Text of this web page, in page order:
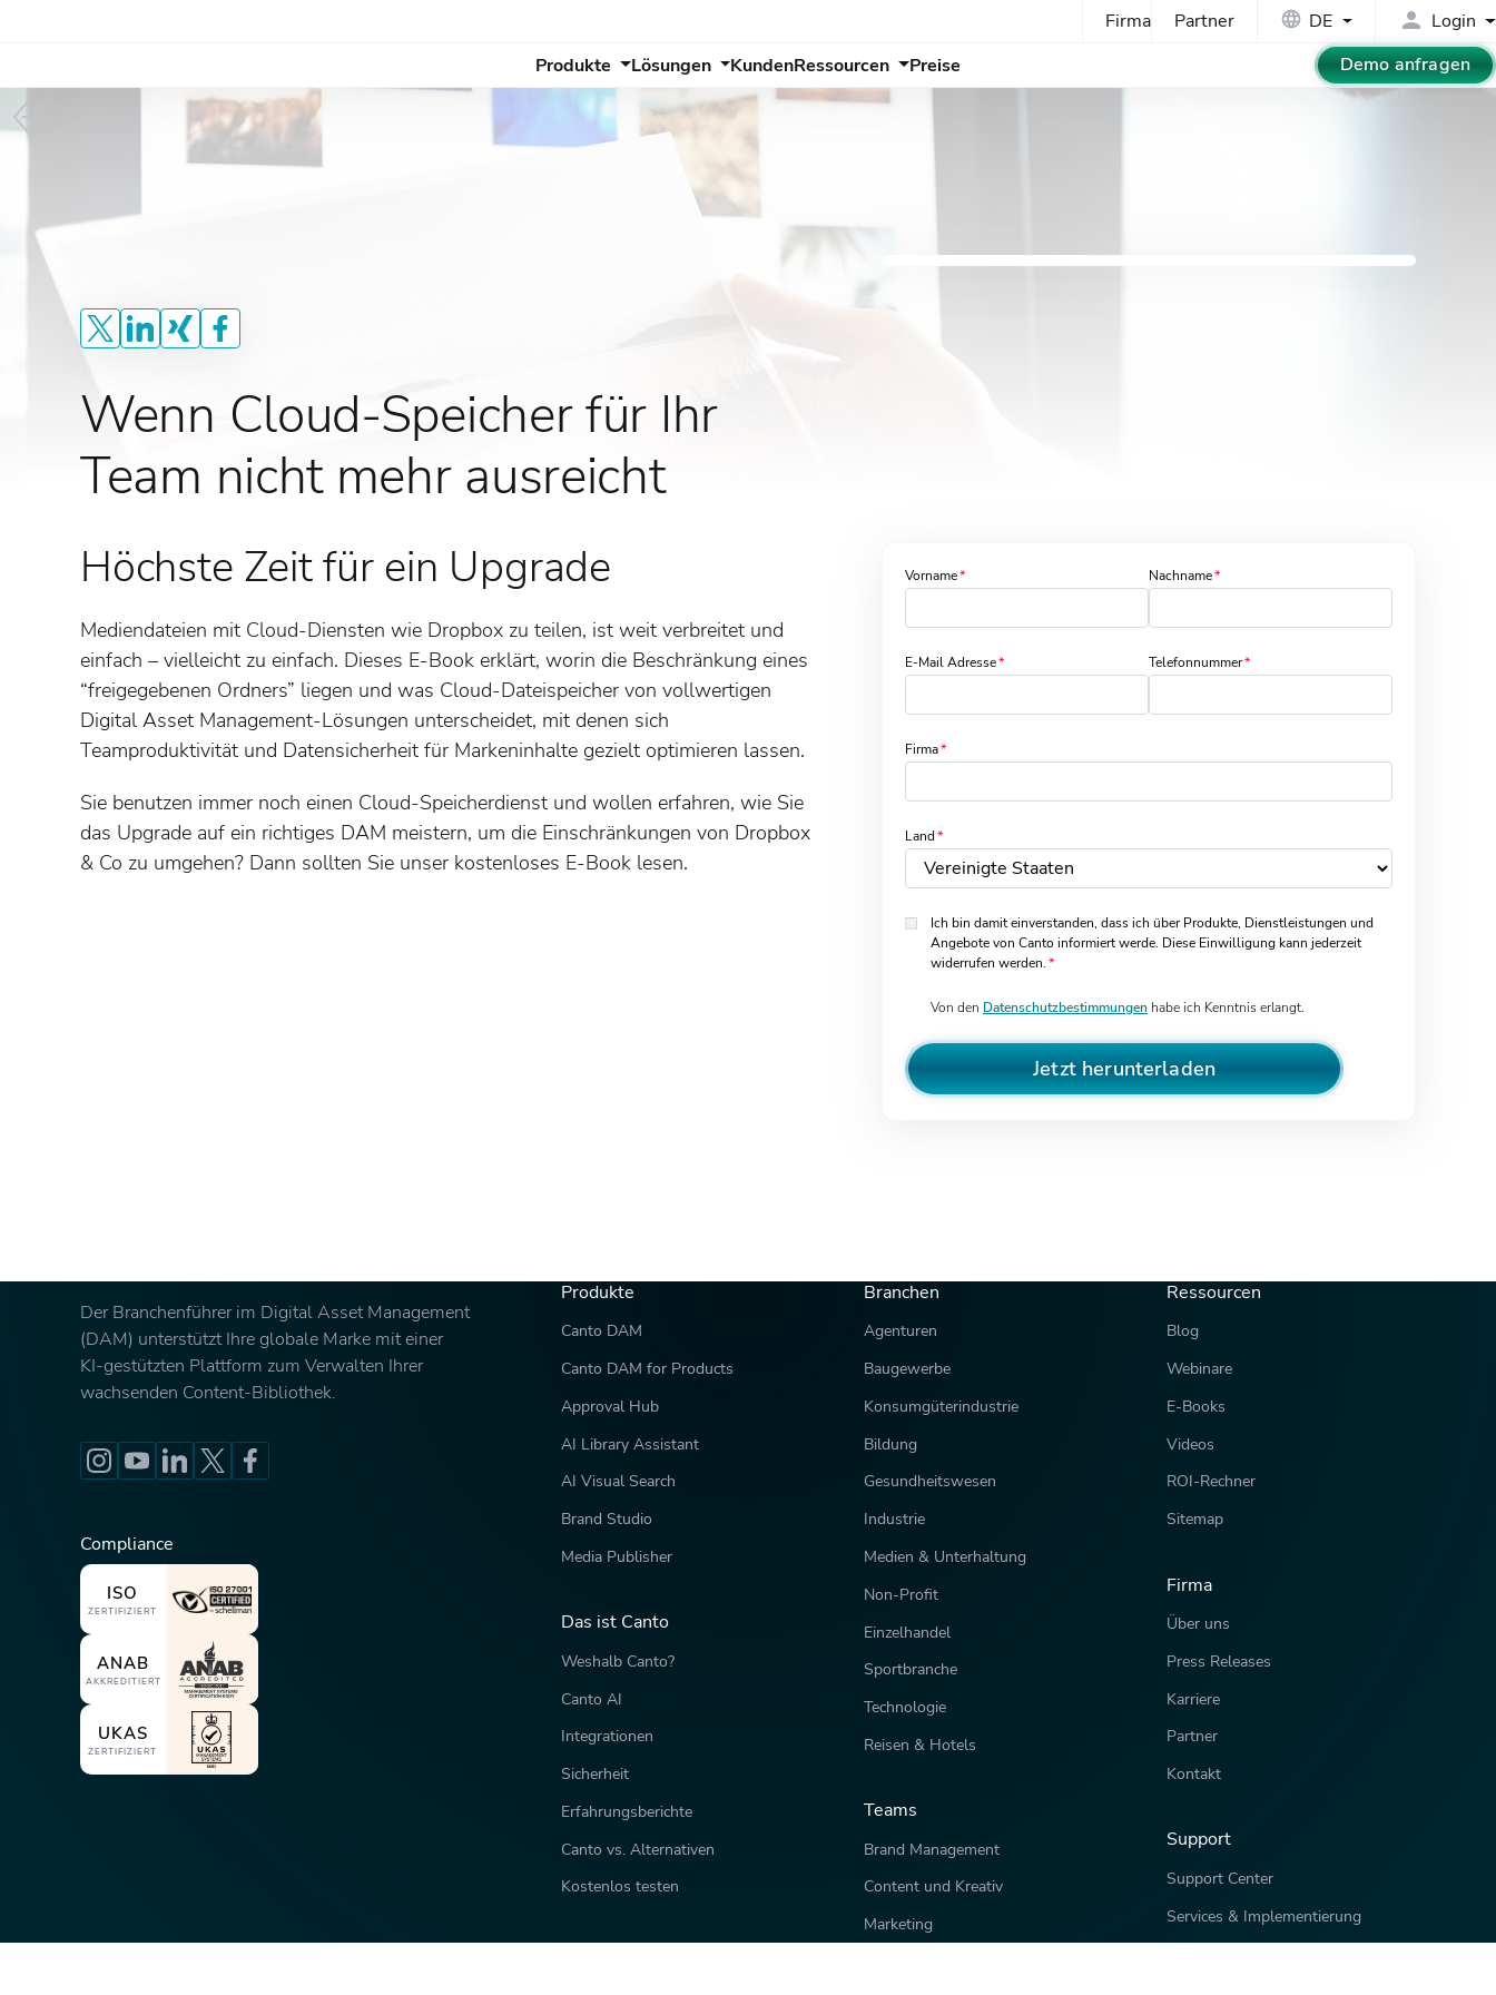
Firma Partner DE
Login
Produkte
Lösungen KundenRessourcen Preise Demo anfragen
Wenn Cloud-Speicher für Ihr
Team nicht mehr ausreicht
Höchste Zeit für ein Upgrade
Mediendateien mit Cloud-Diensten wie Dropbox zu teilen, ist weit verbreitet und
einfach – vielleicht zu einfach. Dieses E-Book erklärt, worin die Beschränkung eines
“freigegebenen Ordners” liegen und was Cloud-Dateispeicher von vollwertigen
Digital Asset Management-Lösungen unterscheidet, mit denen sich
Teamproduktivität und Datensicherheit für Markeninhalte gezielt optimieren lassen.
Sie benutzen immer noch einen Cloud-Speicherdienst und wollen erfahren, wie Sie
das Upgrade auf ein richtiges DAM meistern, um die Einschränkungen von Dropbox
& Co zu umgehen? Dann sollten Sie unser kostenloses E-Book lesen.
Vorname Nachname
E-Mail Adresse Telefonnummer
Firma
Land
Ich bin damit einverstanden, dass ich über Produkte, Dienstleistungen und
Angebote von Canto informiert werde. Diese Einwilligung kann jederzeit
widerrufen werden.
Von den Datenschutzbestimmungen habe ich Kenntnis erlangt.
Jetzt herunterladen
Der Branchenführer im Digital Asset Management
(DAM) unterstützt Ihre globale Marke mit einer
KI-gestützten Plattform zum Verwalten Ihrer
wachsenden Content-Bibliothek.
Compliance
ISO
ZERTIFIZIERT
ANAB
AKKREDITIERT
UKAS
ZERTIFIZIERT
Produkte
Canto DAM
Canto DAM for Products
Approval Hub
AI Library Assistant
AI Visual Search
Brand Studio
Media Publisher
Das ist Canto
Weshalb Canto?
Canto AI
Integrationen
Sicherheit
Erfahrungsberichte
Canto vs. Alternativen
Kostenlos testen
Branchen
Agenturen
Baugewerbe
Konsumgüterindustrie
Bildung
Gesundheitswesen
Industrie
Medien & Unterhaltung
Non-Profit
Einzelhandel
Sportbranche
Technologie
Reisen & Hotels
Teams
Brand Management
Content und Kreativ
Marketing
Ressourcen
Blog
Webinare
E-Books
Videos
ROI-Rechner
Sitemap
Firma
Über uns
Press Releases
Karriere
Partner
Kontakt
Support
Support Center
Services & Implementierung